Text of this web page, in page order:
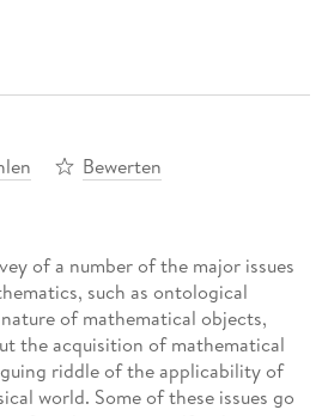
Bewerten
of a number of the major issues
such as ontological
of mathematical objects,
the acquisition of mathematical
riddle of the applicability of
world. Some of these issues go